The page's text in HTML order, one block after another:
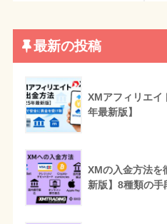
最新の投稿
XMアフィリエイ
年最新版】
XMの入金方法を
新版】8種類の手